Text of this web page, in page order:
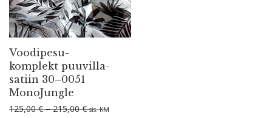
Voodi­pe­su­
komplekt puuvil­la­
satiin 30–0051
MonoJungle
125,00€ – 215,00€Hinnavahemik: 125,00 € kuni 215,00 €
sis. KM